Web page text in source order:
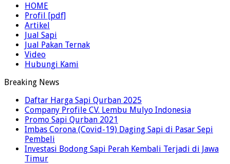
HOME
Profil [pdf]
Artikel
Jual Sapi
Jual Pakan Ternak
Video
Hubungi Kami
Breaking News
Daftar Harga Sapi Qurban 2025
Company Profile CV. Lembu Mulyo Indonesia
Promo Sapi Qurban 2021
Imbas Corona (Covid-19) Daging Sapi di Pasar Sepi
Pembeli
Investasi Bodong Sapi Perah Kembali Terjadi di Jawa
Timur